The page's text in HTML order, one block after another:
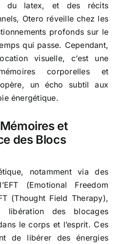
du latex, et des récits
Otero réveille chez les
profonds sur le
qui passe. Cependant,
visuelle, c’est une
corporelles et
un écho subtil aux
énergétique.
et
des Blocs
notamment via des
(Emotional Freedom
(Thought Field Therapy),
des blocages
le corps et l’esprit. Ces
de libérer des énergies